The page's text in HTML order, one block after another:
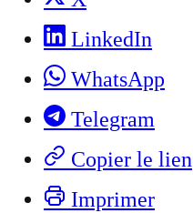
LinkedIn
WhatsApp
Telegram
Copier le lien
Imprimer